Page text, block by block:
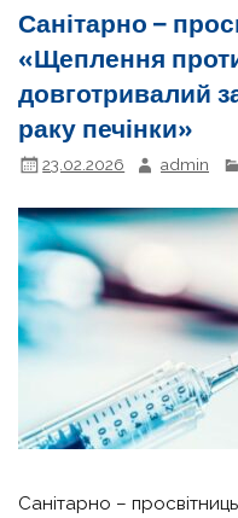
Санітарно –
«Щеплення
довготривалий
раку печінки»
23.02.2026 admin
Санітарно –